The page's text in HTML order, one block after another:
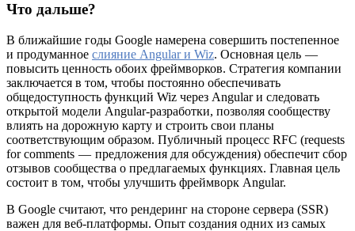
Что дальше?
В ближайшие годы Google намерена совершить постепенное
и продуманное слияние Angular и Wiz. Основная цель —
повысить ценность обоих фреймворков. Стратегия компании
заключается в том, чтобы постоянно обеспечивать
общедоступность функций Wiz через Angular и следовать
открытой модели Angular-разработки, позволяя сообществу
влиять на дорожную карту и строить свои планы
соответствующим образом. Публичный процесс RFC (requests
for comments — предложения для обсуждения) обеспечит сбор
отзывов сообщества о предлагаемых функциях. Главная цель
состоит в том, чтобы улучшить фреймворк Angular.
В Google считают, что рендеринг на стороне сервера (SSR)
важен для веб-платформы. Опыт создания одних из самых